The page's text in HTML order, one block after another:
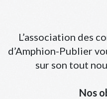
L’association des
d’Amphion-Publier
sur son tout
Nos